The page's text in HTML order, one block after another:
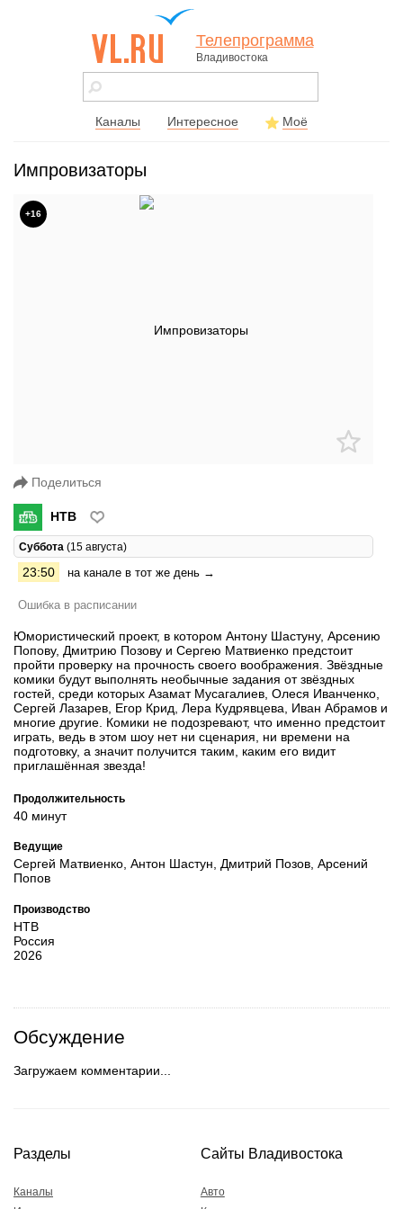
vl.ru - сайт
города
Телепрограмма
Владивостока
Каналы Интересное Моё
Импровизаторы
+16
Поделиться
НТВ
Суббота (15 августа)
23:50 на канале в тот же день →
Ошибка в расписании
Юмористический проект, в котором Антону Шастуну, Арсению
Попову, Дмитрию Позову и Сергею Матвиенко предстоит
пройти проверку на прочность своего воображения. Звёздные
комики будут выполнять необычные задания от звёздных
гостей, среди которых Азамат Мусагалиев, Олеся Иванченко,
Сергей Лазарев, Егор Крид, Лера Кудрявцева, Иван Абрамов и
многие другие. Комики не подозревают, что именно предстоит
играть, ведь в этом шоу нет ни сценария, ни времени на
подготовку, а значит получится таким, каким его видит
приглашённая звезда!
Продолжительность
40 минут
Ведущие
Сергей Матвиенко, Антон Шастун, Дмитрий Позов, Арсений
Попов
Производство
НТВ
Россия
2026
Обсуждение
Загружаем комментарии...
Разделы
Каналы
Сайты Владивостока
Авто